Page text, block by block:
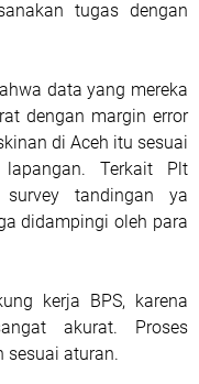
tugas dengan
data yang mereka
dengan margin error
di Aceh itu sesuai
Terkait Plt
tandingan ya
didampingi oleh para
kerja BPS, karena
akurat. Proses
sesuai aturan.